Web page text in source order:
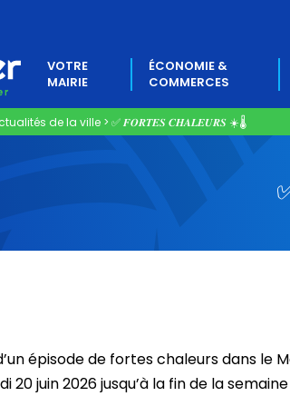
VOTRE
MAIRIE
ÉCONOMIE &
COMMERCES
de la ville > ✅ 𝑭𝑶𝑹𝑻𝑬𝑺 𝑪𝑯𝑨𝑳𝑬𝑼𝑹𝑺 ☀️​🌡️​
épisode de fortes chaleurs dans le
20 juin 2026 jusqu’à la fin de la